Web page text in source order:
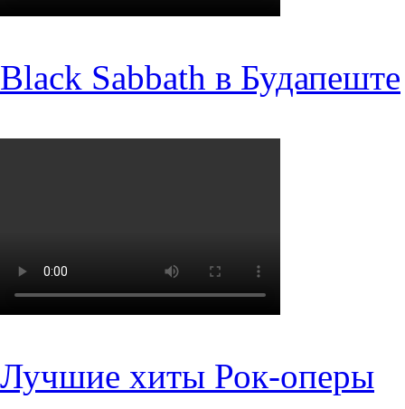
Black Sabbath в Будапеште
Лучшие хиты Рок-оперы